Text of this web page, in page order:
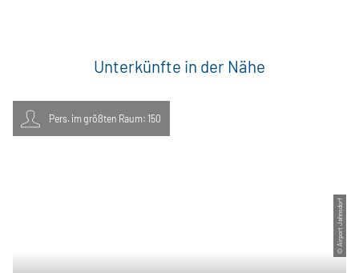
Unterkünfte in der Nähe
Pers. im größten Raum: 150
© Airport Jahnsdorf